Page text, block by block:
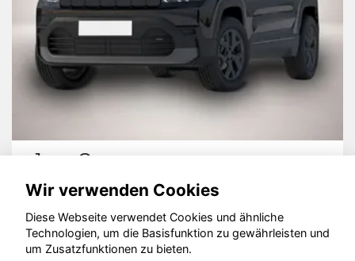
Skoda Kodiaq
© konjunkturmotor.de GmbH 2020 - 2026
Wir verwenden Cookies
Diese Webseite verwendet Cookies und ähnliche
Technologien, um die Basisfunktion zu gewährleisten und
um Zusatzfunktionen zu bieten.